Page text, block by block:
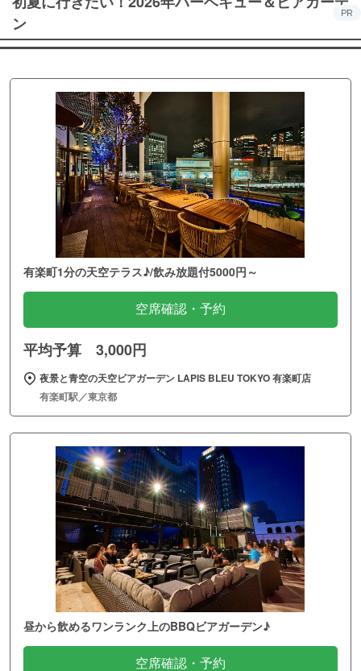
ン
PR
有楽町1分の天空テラス♪/飲み放題付5000円～
空席確認・予約
平均予算 3,000円
夜景と青空の天空ビアガーデン LAPIS BLEU TOKYO 有楽町店
有楽町駅／東京都
昼から飲めるワンランク上のBBQビアガーデン♪
空席確認・予約